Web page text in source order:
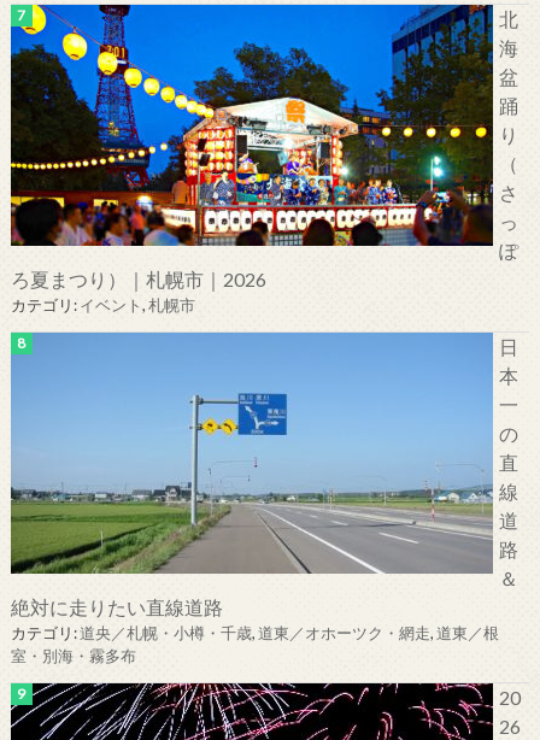
北
海
盆
踊
り
（
さ
っ
ぽ
ろ夏まつり）｜札幌市｜2026
カテゴリ:イベント,札幌市
日
本
一
の
直
線
道
路
＆
絶対に走りたい直線道路
カテゴリ:道央／札幌・小樽・千歳,道東／オホーツク・網走,道東／根
室・別海・霧多布
20
26